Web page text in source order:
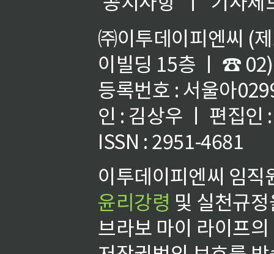
㈜이투데이피엔씨 (
이빌딩 15층 ㅣ ☎
등록번호 : 서울아
인 : 김상우 ㅣ 편집인
ISSN : 2951-4681
이투데이피엔씨 임
윤리강령 및 실천규
브라보 마이 라이프